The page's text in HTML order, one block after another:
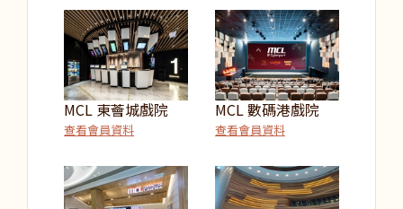
MCL 東薈城戲院
查看會員資料
MCL 數碼港戲院
查看會員資料